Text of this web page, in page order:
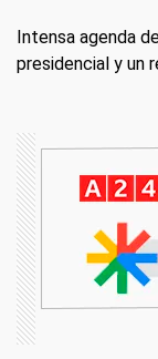
Intensa agenda
presidencial y un